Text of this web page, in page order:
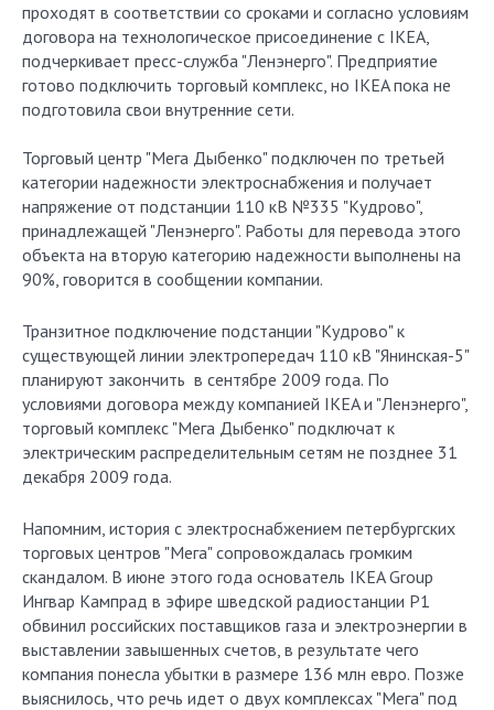
проходят в соответствии со сроками и согласно условиям
договора на технологическое присоединение с IKEA,
подчеркивает пресс-служба "Ленэнерго". Предприятие
готово подключить торговый комплекс, но IKEA пока не
подготовила свои внутренние сети.
Торговый центр "Мега Дыбенко" подключен по третьей
категории надежности электроснабжения и получает
напряжение от подстанции 110 кВ №335 "Кудрово",
принадлежащей "Ленэнерго". Работы для перевода этого
объекта на вторую категорию надежности выполнены на
90%, говорится в сообщении компании.
Транзитное подключение подстанции "Кудрово" к
существующей линии электропередач 110 кВ "Янинская-5"
планируют закончить в сентябре 2009 года. По
условиями договора между компанией IKEA и "Ленэнерго",
торговый комплекс "Мега Дыбенко" подключат к
электрическим распределительным сетям не позднее 31
декабря 2009 года.
Напомним, история с электроснабжением петербургских
торговых центров "Мега" сопровождалась громким
скандалом. В июне этого года основатель IKEA Group
Ингвар Кампрад в эфире шведской радиостанции P1
обвинил российских поставщиков газа и электроэнергии в
выставлении завышенных счетов, в результате чего
компания понесла убытки в размере 136 млн евро. Позже
выяснилось, что речь идет о двух комплексах "Мега" под